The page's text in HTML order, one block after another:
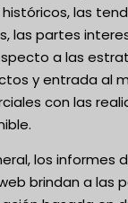
las
las partes
a las
y entrada al
con las
los
brindan a las